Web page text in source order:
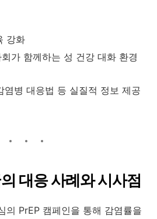
강화
가 함께하는 성 건강 대화 환경
염병 대응법 등 실질적 정보 제공
대응 사례와 시사점
의 PrEP 캠페인을 통해 감염률을